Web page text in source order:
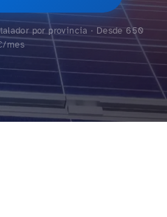
por provincia · Desde 650
mes